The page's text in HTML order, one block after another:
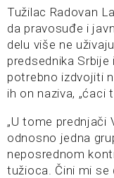
Tužilac Radovan
da pravosuđe i
delu više ne
predsednika
potrebno izdvojiti
ih on naziva, „ćaci
„U tome prednjači
odnosno jedna
neposrednom
tužioca. Čini mi se